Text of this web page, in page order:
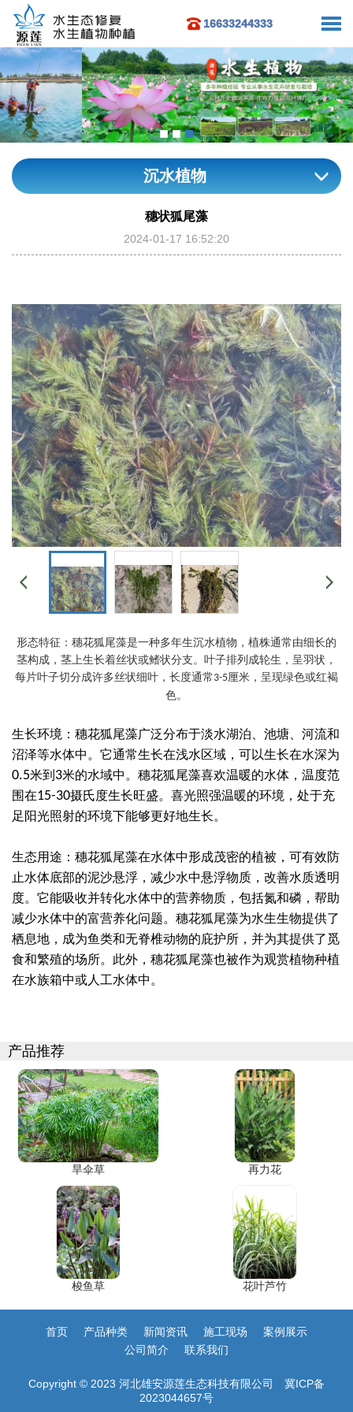
16633244333
沉水植物
穗状狐尾藻
2024-01-17 16:52:20
形态特征：穗花狐尾藻是一种多年生沉水植物，植株通常由细长的
茎构成，茎上生长着丝状或鳍状分支。叶子排列成轮生，呈羽状，
每片叶子切分成许多丝状细叶，长度通常 3-5厘米，呈现绿色或红褐
色。
生长环境：穗花狐尾藻广泛分布于淡水湖泊、池塘、河流和
沼泽等水体中。它通常生长在浅水区域，可以生长在水深为
0.5米到 3米的水域中。穗花狐尾藻喜欢温暖的水体，温度范
围在15-30摄氏度生长旺盛。喜光照强温暖的环境，处于充
足阳光照射的环境下能够更好地生长。
生态用途：穗花狐尾藻在水体中形成茂密的植被，可有效防
止水体底部的泥沙悬浮，减少水中悬浮物质，改善水质透明
度。它能吸收并转化水体中的营养物质，包括氮和磷，帮助
减少水体中的富营养化问题。穗花狐尾藻为水生生物提供了
栖息地，成为鱼类和无脊椎动物的庇护所，并为其提供了觅
食和繁殖的场所。此外，穗花狐尾藻也被作为观赏植物种植
在水族箱中或人工水体中。
产品推荐
旱伞草 再力花
梭鱼草 花叶芦竹
首页 产品种类 新闻资讯 施工现场
案例展示
公司简介
联系我们
Copyright © 2023 河北雄安源莲生态科技有限公司 冀ICP备
2023044657号